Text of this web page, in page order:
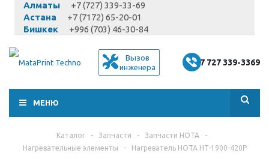
Алматы
+7 (727) 339-33-69
Астана
+7 (7172) 65-20-01
Бишкек
+996 (703) 46-30-84
Вызов
инженера
+7 727 339-3369
МЕНЮ
Каталог - Запчасти - Запчасти HOTA
-
Нагревательные элементы
- Нагреватель HOTA HT-1900-420P